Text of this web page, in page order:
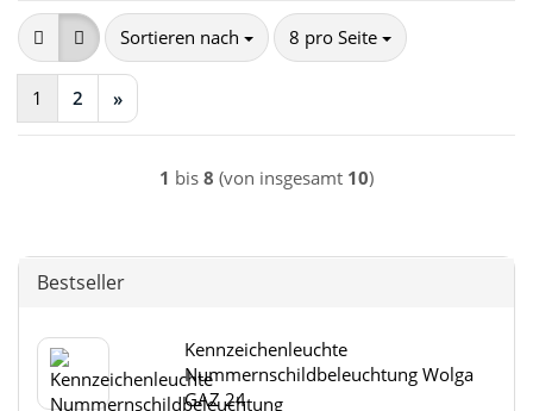
Sortieren nach
Sortieren nach 8 pro Seite
pro Seite
1 2 »
1 bis 8 (von insgesamt 10)
Bestseller
Kennzeichenleuchte
Nummernschildbeleuchtung Wolga
GAZ 24